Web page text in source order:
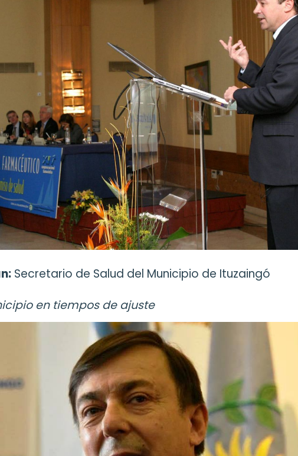
Secretario de Salud del Municipio de Ituzaingó
en tiempos de ajuste